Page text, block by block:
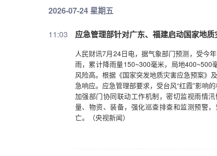
2026-07-24 星期五
11:03 应急管理部针对广东、福建启动国家地
人民财讯7月24日电，据气象部门预测，受今
雨，累计降雨量150~300毫米，局地400~500
风险高。根据《国家突发地质灾害应急预案》
急响应。应急管理部要求，受台风“红霞”影响
加强部门协同联动工作机制，密切监视雨情
量、物资、装备，强化巡查排查和监测预警
亡。（央视新闻）